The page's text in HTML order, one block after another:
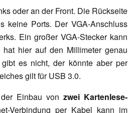
oder an der Front. Die Rückseite
keine Ports. Der VGA-Anschluss
Ein großer VGA-Stecker kann
hier auf den Millimeter genau
es nicht, der könnte aber per
gilt für USB 3.0.
Einbau von zwei Kartenlese-
Verbindung per Kabel kann im